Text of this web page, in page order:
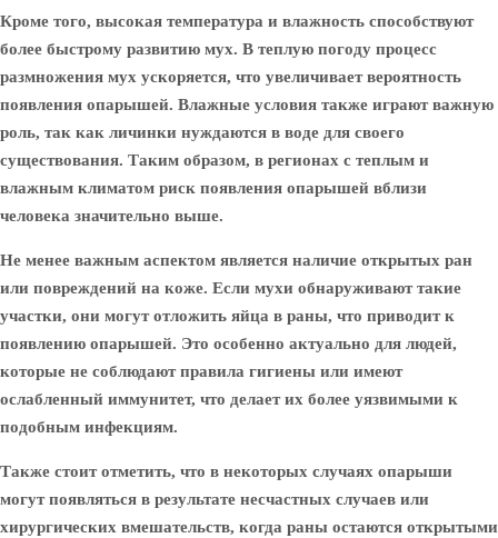
Кроме того, высокая температура и влажность способствуют
более быстрому развитию мух. В теплую погоду процесс
размножения мух ускоряется, что увеличивает вероятность
появления опарышей. Влажные условия также играют важную
роль, так как личинки нуждаются в воде для своего
существования. Таким образом, в регионах с теплым и
влажным климатом риск появления опарышей вблизи
человека значительно выше.
Не менее важным аспектом является наличие открытых ран
или повреждений на коже. Если мухи обнаруживают такие
участки, они могут отложить яйца в раны, что приводит к
появлению опарышей. Это особенно актуально для людей,
которые не соблюдают правила гигиены или имеют
ослабленный иммунитет, что делает их более уязвимыми к
подобным инфекциям.
Также стоит отметить, что в некоторых случаях опарыши
могут появляться в результате несчастных случаев или
хирургических вмешательств, когда раны остаются открытыми